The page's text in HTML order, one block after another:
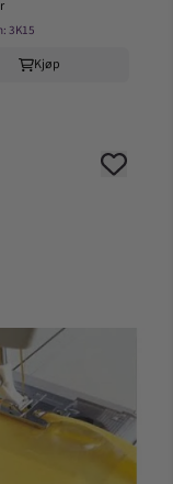
3K15
Kjøp